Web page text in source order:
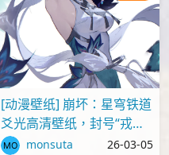
[动漫壁纸] 崩坏：星穹铁道
爻光高清壁纸，封号“戎韬
将军”monsuta 26-03-05